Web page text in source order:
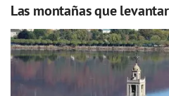
Las montañas que